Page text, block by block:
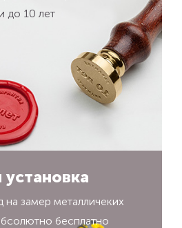
до 10 лет
установка
на замер металличеких
бесплатно